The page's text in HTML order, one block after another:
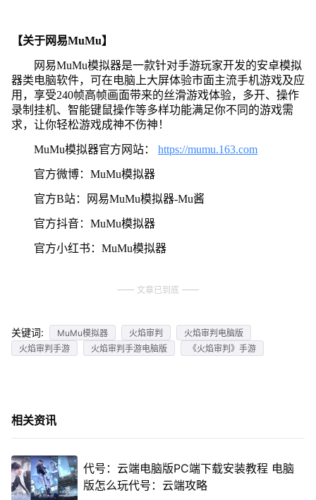
【关于网易MuMu】
网易MuMu模拟器是一款针对手游玩家开发的安卓模拟
器类电脑软件，可在电脑上大屏体验市面主流手机游戏及应
用，享受240帧高帧画面带来的丝滑游戏体验，多开、操作
录制挂机、智能键鼠操作等多样功能满足你不同的游戏需
求，让你轻松游戏成神不伤神！
MuMu模拟器官方网站： https://mumu.163.com
官方微博：MuMu模拟器
官方B站：网易MuMu模拟器-Mu酱
官方抖音：MuMu模拟器
官方小红书：MuMu模拟器
文章已到底
关键词: MuMu模拟器 火焰审判
火焰审判电脑版
火焰审判手游
火焰审判手游电脑版 《火焰审判》手游
相关资讯
代号：云端电脑版PC端下载安装教程 电脑
版怎么玩代号：云端攻略